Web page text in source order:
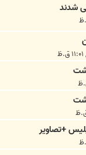
شدند
+تصاویر